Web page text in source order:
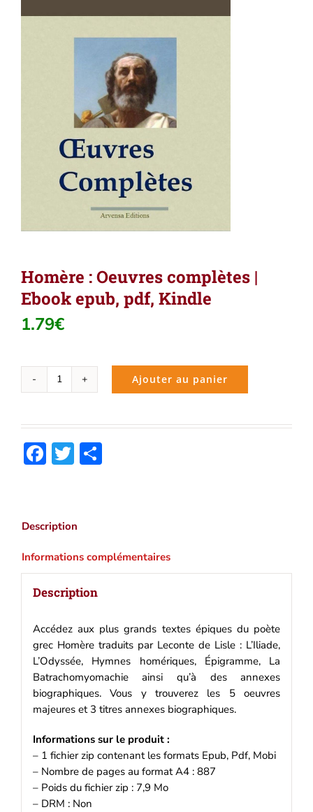
Homère : Oeuvres complètes |
Ebook epub, pdf, Kindle
1.79€
quantité
Oeuvres
complètes
pdf,
Ajouter au panier
Facebook
Twitter
Description
Informations complémentaires
Description
Accédez aux plus grands textes épiques du poète
grec Homère traduits par Leconte de Lisle : L’Iliade,
L’Odyssée, Hymnes homériques, Épigramme, La
Batrachomyomachie ainsi qu’à des annexes
biographiques. Vous y trouverez les 5 oeuvres
majeures et 3 titres annexes biographiques.
Informations sur le produit :
– 1 fichier zip contenant les formats Epub, Pdf, Mobi
– Nombre de pages au format A4 : 887
– Poids du fichier zip : 7,9 Mo
– DRM : Non